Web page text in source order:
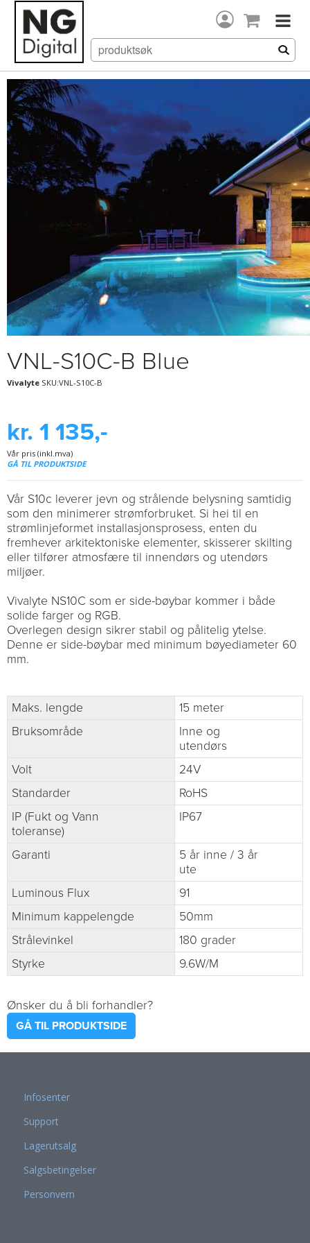
VNL-S10C-B Blue
Vivalyte SKU:VNL-S10C-B
kr. 1 135,-
Vår pris (inkl.mva)
GÅ TIL PRODUKTSIDE
Vår S10c leverer jevn og strålende belysning samtidig
som den minimerer strømforbruket. Si hei til en
strømlinjeformet installasjonsprosess, enten du
fremhever arkitektoniske elementer, skisserer skilting
eller tilfører atmosfære til innendørs og utendørs
miljøer.
Vivalyte NS10C som er side-bøybar kommer i både
solide farger og RGB.
Overlegen design sikrer stabil og pålitelig ytelse.
Denne er side-bøybar med minimum bøyediameter 60
mm.
Maks. lengde
15 meter
Bruksområde
Inne og
utendørs
Volt
24V
Standarder
RoHS
IP (Fukt og Vann
toleranse)
IP67
Garanti
5 år inne / 3 år
ute
Luminous Flux
91
Minimum kappelengde
50mm
Strålevinkel
180 grader
Styrke
9.6W/M
Ønsker du å bli forhandler?
GÅ TIL PRODUKTSIDE
Infosenter
Support
Lagerutsalg
Salgsbetingelser
Personvern